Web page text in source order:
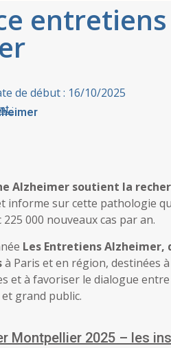
de début : 16/10/2025
:
Alzheimer soutient la
informe sur cette pathologie
000 nouveaux cas par an.
Les Entretiens Alzheimer,
à Paris et en région, destinées
et à favoriser le dialogue
grand public.
Montpellier 2025 – les